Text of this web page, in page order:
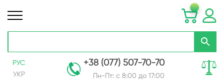
РУС
УКР
+38 (077) 507-70-70
Пн-Пт: с 8:00 до 17:00